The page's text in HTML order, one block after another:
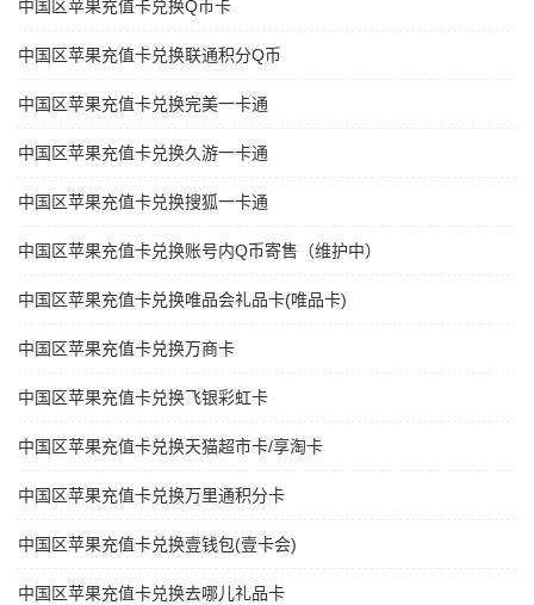
中国区苹果充值卡兑换Q币卡
中国区苹果充值卡兑换联通积分Q币
中国区苹果充值卡兑换完美一卡通
中国区苹果充值卡兑换久游一卡通
中国区苹果充值卡兑换搜狐一卡通
中国区苹果充值卡兑换账号内Q币寄售（维护中）
中国区苹果充值卡兑换唯品会礼品卡(唯品卡)
中国区苹果充值卡兑换万商卡
中国区苹果充值卡兑换飞银彩虹卡
中国区苹果充值卡兑换天猫超市卡/享淘卡
中国区苹果充值卡兑换万里通积分卡
中国区苹果充值卡兑换壹钱包(壹卡会)
中国区苹果充值卡兑换去哪儿礼品卡